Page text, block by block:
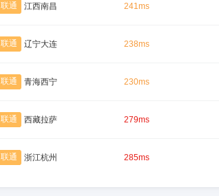
联通 江西南昌 241ms
联通 辽宁大连 238ms
联通 青海西宁 230ms
联通 西藏拉萨 279ms
联通 浙江杭州 285ms